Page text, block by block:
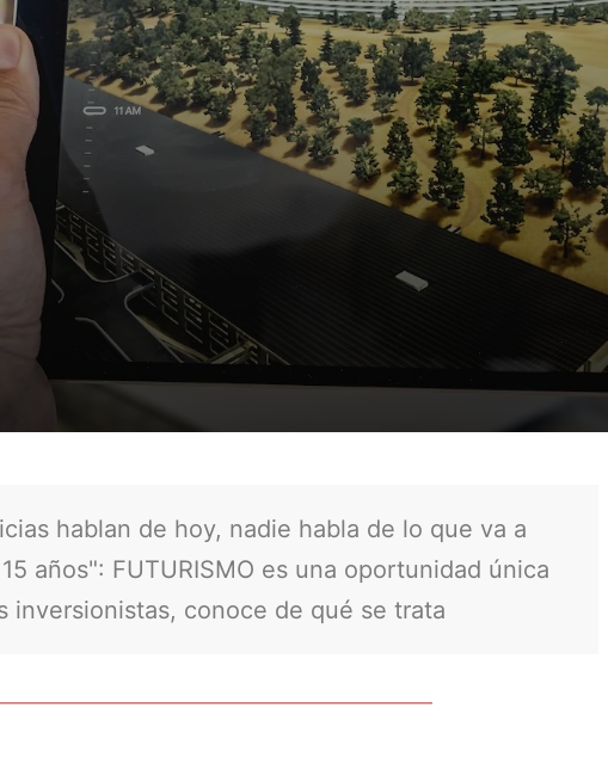
hablan de hoy, nadie habla de lo que va a
años": FUTURISMO es una oportunidad única
inversionistas, conoce de qué se trata